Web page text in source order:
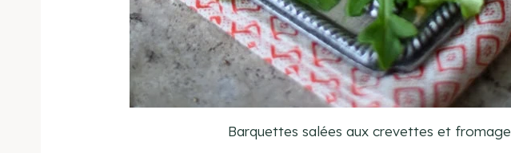
Barquettes salées aux crevettes et fromage